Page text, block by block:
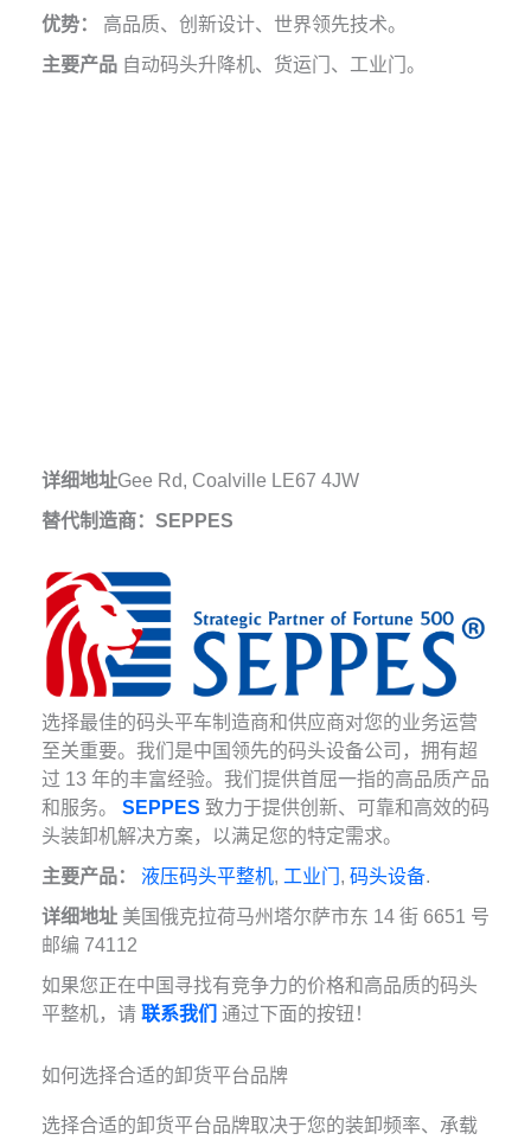
优势：
高品质、创新设计、世界领先技术。
主要产品 自动码头升降机、货运门、工业门。
详细地址Gee Rd, Coalville LE67 4JW
替代制造商：SEPPES
选择最佳的码头平车制造商和供应商对您的业务运营
至关重要。我们是中国领先的码头设备公司，拥有超
过 13 年的丰富经验。我们提供首屈一指的高品质产品
和服务。 SEPPES 致力于提供创新、可靠和高效的码
头装卸机解决方案，以满足您的特定需求。
主要产品：
液压码头平整机, 工业门 , 码头设备.
详细地址 美国俄克拉荷马州塔尔萨市东 14 街 6651 号
邮编 74112
如果您正在中国寻找有竞争力的价格和高品质的码头
平整机，请 联系我们 通过下面的按钮！
如何选择合适的卸货平台品牌
选择合适的卸货平台品牌取决于您的装卸频率、承载